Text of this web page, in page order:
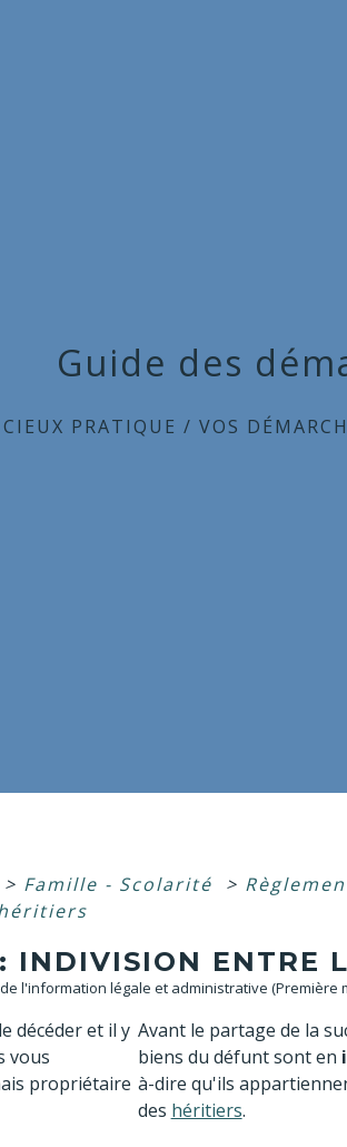
Guide des
CIEUX PRATIQUE /VOS
> Famille - Scolarité >
INDIVISION ENTRE
de l'information légale et administrative (Première
décéder et il y
vous
propriétaire
Avant le partage de la
biens du défunt sont en
à-dire qu'ils
des héritiers.